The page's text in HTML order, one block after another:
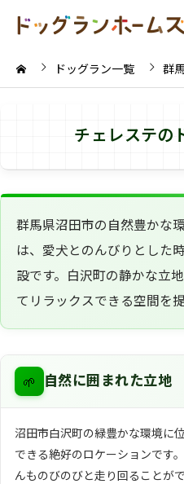
ドッグラン一覧 群
チェレステの
群馬県沼田市の自然豊かな
は、愛犬とのんびりとした
設です。白沢町の静かな立
てリラックスできる空間を
🌱 自然に囲まれた立地
沼田市白沢町の緑豊かな環境に
できる絶好のロケーションです
んものびのびと走り回ることが